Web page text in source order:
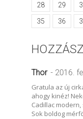
28 29
35 36
Thor - 2016.
Gratula az új
ahogy kinéz!
Cadillac
Sok boldog